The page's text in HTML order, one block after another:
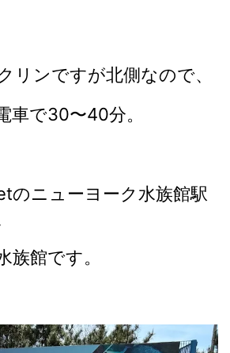
リンですが北側なので、
車で30〜40分。
のニューヨーク水族館駅
族館です。